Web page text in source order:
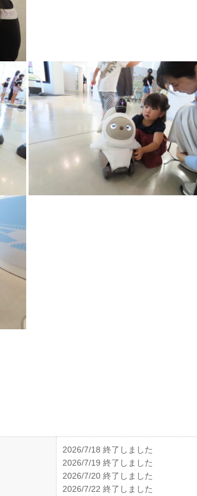
2026/7/18 終了しました
2026/7/19 終了しました
2026/7/20 終了しました
2026/7/22 終了しました